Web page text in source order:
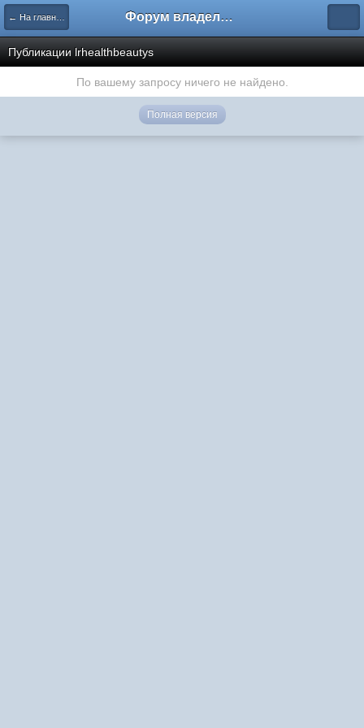
← На главную Форум владельцев интернет-магазинов
Публикации lrhealthbeautys
По вашему запросу ничего не найдено.
Полная версия